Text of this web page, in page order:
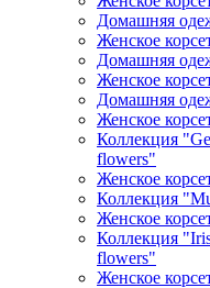
Домашняя
Женское
Домашняя
Женское
Домашняя
Женское
Коллекция
flowers"
Женское
Коллекция
Женское
Коллекция
flowers"
Женское